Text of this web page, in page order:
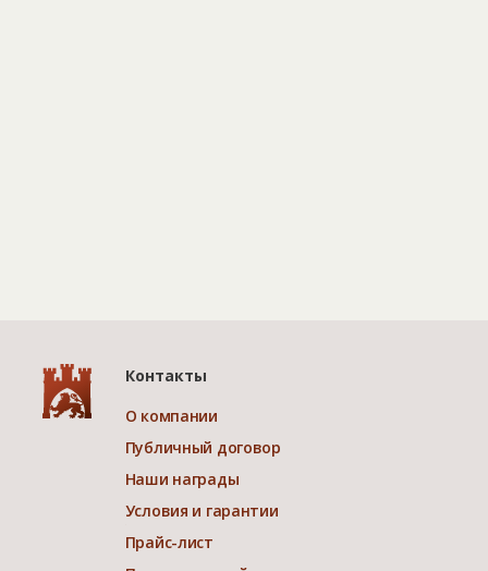
Контакты
О компании
Публичный договор
Наши награды
Условия и гарантии
Прайс-лист